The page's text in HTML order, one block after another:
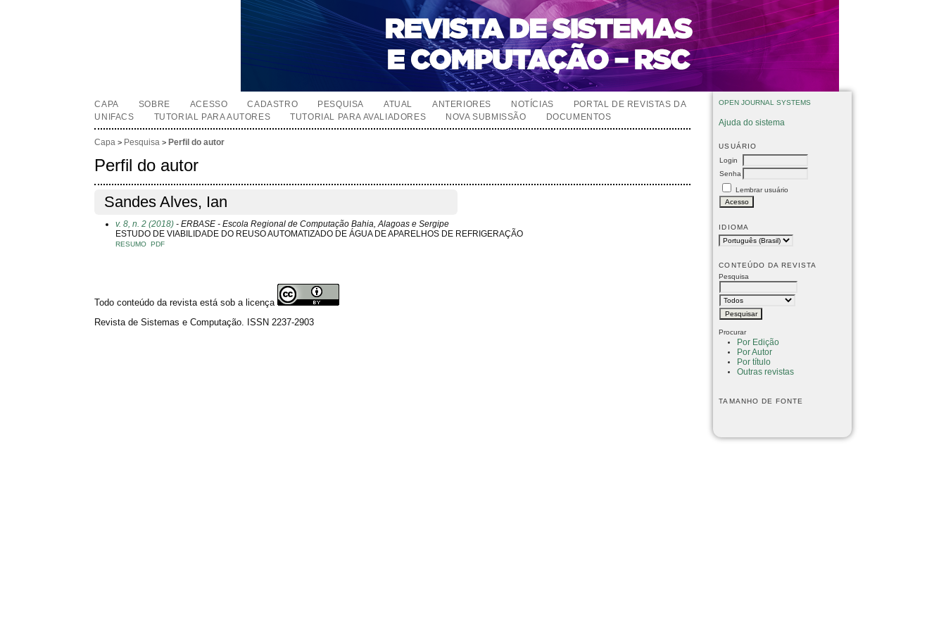
OPEN JOURNAL SYSTEMS
Ajuda do sistema
USUÁRIO
Login
Senha
Lembrar usuário
IDIOMA
CONTEÚDO DA REVISTA
Pesquisa
Procurar
Por Edição
Por Autor
Por título
Outras revistas
TAMANHO DE FONTE
CAPA SOBRE ACESSO CADASTRO PESQUISA ATUAL ANTERIORES NOTÍCIAS
PORTAL DE REVISTAS DA
UNIFACS
TUTORIAL PARA AUTORES TUTORIAL PARA AVALIADORES NOVA SUBMISSÃO DOCUMENTOS
Capa > Pesquisa > Perfil do autor
Perfil do autor
Sandes Alves, Ian
v. 8, n. 2 (2018) - ERBASE - Escola Regional de Computação Bahia, Alagoas e Sergipe
ESTUDO DE VIABILIDADE DO REUSO AUTOMATIZADO DE ÁGUA DE APARELHOS DE REFRIGERAÇÃO
RESUMO PDF
Todo conteúdo da revista está sob a licença
Revista de Sistemas e Computação. ISSN 2237-2903